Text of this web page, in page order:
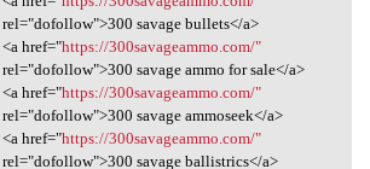
rel="dofollow">300 savage bullets</a>
<a href="https://300savageammo.com/"
rel="dofollow">300 savage ammo for sale</a>
<a href="https://300savageammo.com/"
rel="dofollow">300 savage ammoseek</a>
<a href="https://300savageammo.com/"
rel="dofollow">300 savage ballistrics</a>